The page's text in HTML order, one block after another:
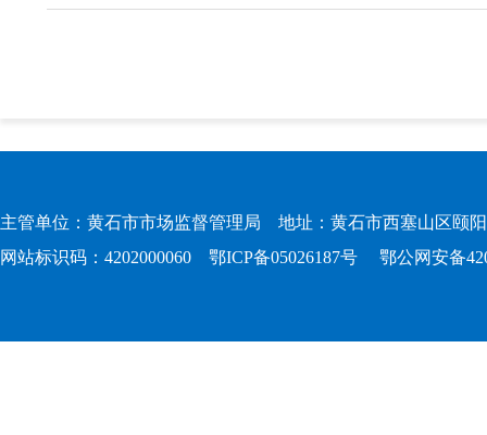
主管单位：黄石市市场监督管理局 地址：黄石市西塞山区颐
网站标识码：4202000060 鄂ICP备05026187号 鄂公网安备